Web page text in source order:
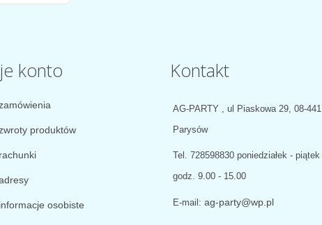
konto
produktów
osobiste
Kontakt
AG-PARTY , ul Piaskowa 29, 08-441
Parysów
Tel. 728598830 poniedziałek - piątek
godz. 9.00 - 15.00
E-mail: ag-party@wp.pl